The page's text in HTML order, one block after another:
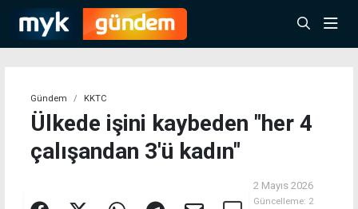
Gündem KKTC
Ülkede işini kaybeden "her 4
çalışandan 3'ü kadın"
2 Mayıs 2026
Güncelleme: 2